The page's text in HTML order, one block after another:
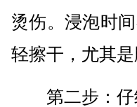
烫伤。浸泡时
轻擦干，尤其是
第二步：仔